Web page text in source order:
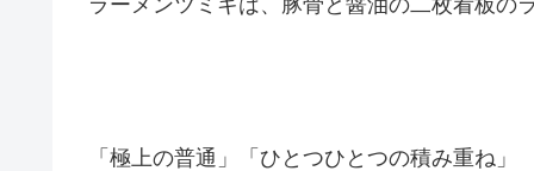
ラーメンツミキは、豚骨と醤油の二枚看板の
「極上の普通」「ひとつひとつの積み重ね」